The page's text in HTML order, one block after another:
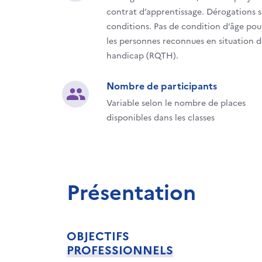
contrat d’apprentissage. Dérogations
conditions. Pas de condition d’âge
les personnes reconnues en situation
handicap (RQTH).
Nombre de participants
Variable selon le nombre de places
disponibles dans les classes
Présentation
OBJECTIFS
PROFESSIONNELS